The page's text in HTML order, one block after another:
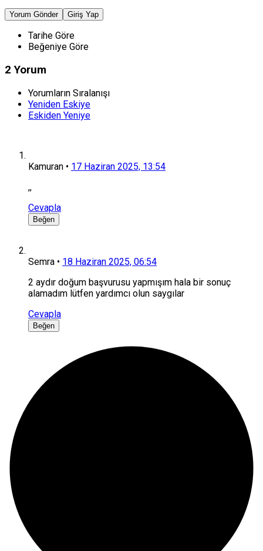
Yorum Gönder Giriş Yap
Tarihe Göre
Beğeniye Göre
2 Yorum
Yorumların Sıralanışı
Yeniden Eskiye
Eskiden Yeniye
Kamuran • 17 Haziran 2025, 13:54
,,
Cevapla
Beğen
Semra • 18 Haziran 2025, 06:54
2 aydır doğum başvurusu yapmışım hala bir sonuç
alamadım lütfen yardımcı olun saygılar
Cevapla
Beğen